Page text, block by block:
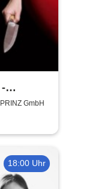
GmbH
18:00 Uhr